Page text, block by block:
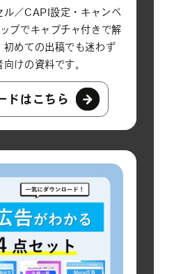
ル／CAPI設定・キャンペ
プでキャプチャ付きで解
初めての出稿でも迷わず
けの資料です。
ドはこちら